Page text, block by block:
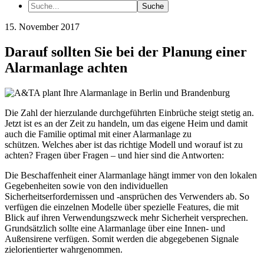
15. November 2017
Darauf sollten Sie bei der Planung einer
Alarmanlage achten
Die Zahl der hierzulande durchgeführten Einbrüche steigt stetig an.
Jetzt ist es an der Zeit zu handeln, um das eigene Heim und damit
auch die Familie optimal mit einer Alarmanlage zu
schützen. Welches aber ist das richtige Modell und worauf ist zu
achten? Fragen über Fragen – und hier sind die Antworten:
Die Beschaffenheit einer Alarmanlage hängt immer von den lokalen
Gegebenheiten sowie von den individuellen
Sicherheitserfordernissen und -ansprüchen des Verwenders ab. So
verfügen die einzelnen Modelle über spezielle Features, die mit
Blick auf ihren Verwendungszweck mehr Sicherheit versprechen.
Grundsätzlich sollte eine Alarmanlage über eine Innen- und
Außensirene verfügen. Somit werden die abgegebenen Signale
zielorientierter wahrgenommen.